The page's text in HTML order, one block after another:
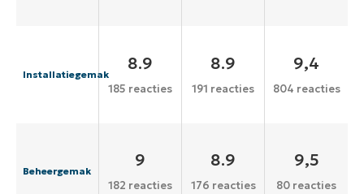
Installatiegemak
8.9
185 reacties
8.9
191 reacties
9,4
804 reacties
Beheergemak
9
182 reacties
8.9
176 reacties
9,5
80 reacties